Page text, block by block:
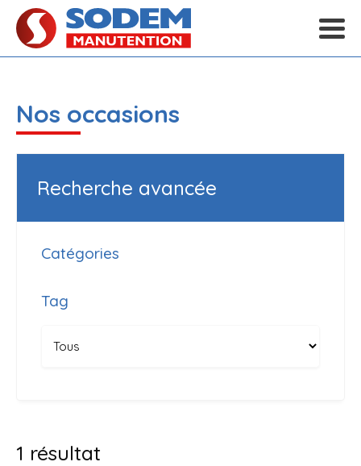
Nos occasions
Recherche avancée
Catégories
Tag
1 résultat